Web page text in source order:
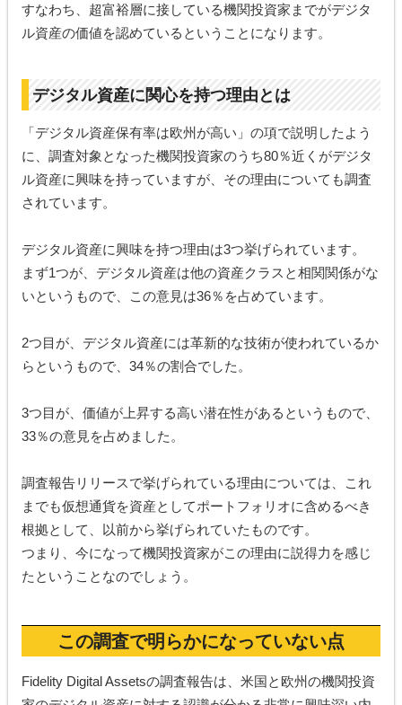
すなわち、超富裕層に接している機関投資家までがデジタ
ル資産の価値を認めているということになります。
デジタル資産に関心を持つ理由とは
「デジタル資産保有率は欧州が高い」の項で説明したよう
に、調査対象となった機関投資家のうち80％近くがデジタ
ル資産に興味を持っていますが、その理由についても調査
されています。
デジタル資産に興味を持つ理由は3つ挙げられています。
まず1つが、デジタル資産は他の資産クラスと相関関係がな
いというもので、この意見は36％を占めています。
2つ目が、デジタル資産には革新的な技術が使われているか
らというもので、34％の割合でした。
3つ目が、価値が上昇する高い潜在性があるというもので、
33％の意見を占めました。
調査報告リリースで挙げられている理由については、これ
までも仮想通貨を資産としてポートフォリオに含めるべき
根拠として、以前から挙げられていたものです。
つまり、今になって機関投資家がこの理由に説得力を感じ
たということなのでしょう。
この調査で明らかになっていない点
Fidelity Digital Assetsの調査報告は、米国と欧州の機関投資